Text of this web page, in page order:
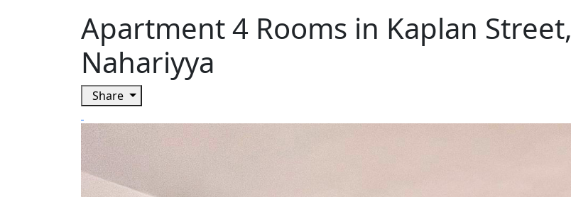
Apartment 4 Rooms in Kaplan Street,
Nahariyya
Share